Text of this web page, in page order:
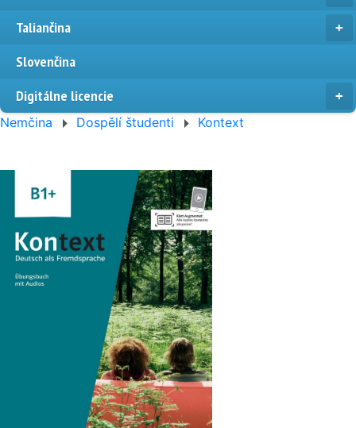
Taliančina
Slovenčina
Digitálne licencie
Nemčina Dospělí študenti Kontext